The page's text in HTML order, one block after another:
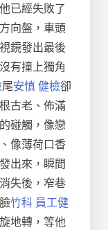
已經失敗了
向盤，車頭
鏡發出最後
有撞上獨角
尾安慎 健檢卻
古老、佈滿
碰觸，像戀
像薄荷口香
出來，瞬間
失後，窄巷
竹科 員工健
地轉，等他